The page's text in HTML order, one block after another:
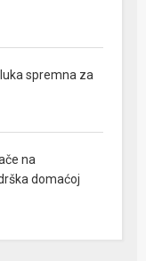
spremna za
na
domaćoj